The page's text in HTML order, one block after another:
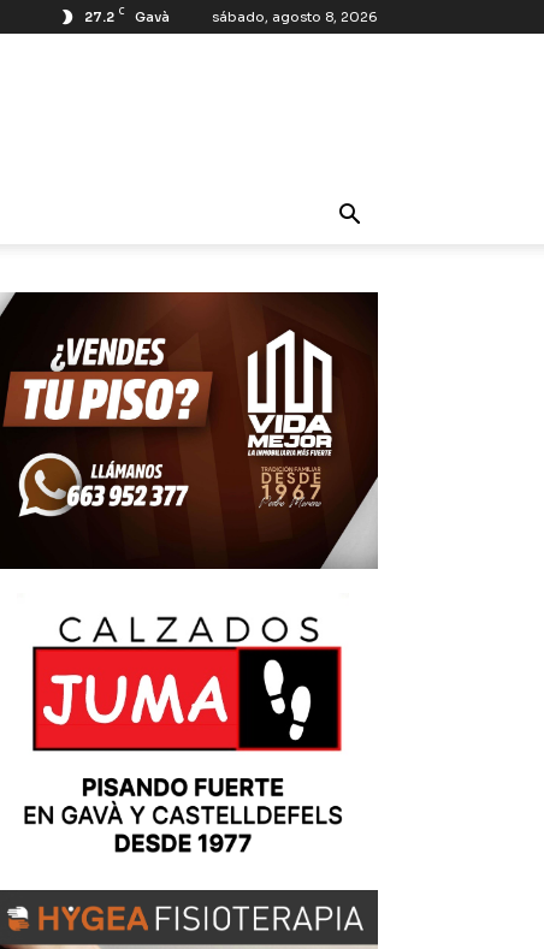
27.2 C Gavà sábado, agosto 8, 2026